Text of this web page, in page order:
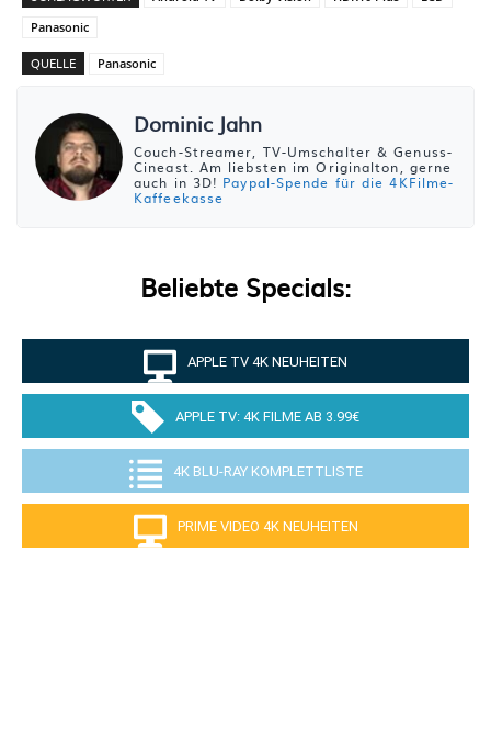
Panasonic
QUELLE Panasonic
Dominic Jahn
Couch-Streamer, TV-Umschalter & Genuss-
Cineast. Am liebsten im Originalton, gerne
auch in 3D! Paypal-Spende für die 4KFilme-
Kaffeekasse
Beliebte Specials:
APPLE TV 4K NEUHEITEN
APPLE TV: 4K FILME AB 3.99€
4K BLU-RAY KOMPLETTLISTE
PRIME VIDEO 4K NEUHEITEN